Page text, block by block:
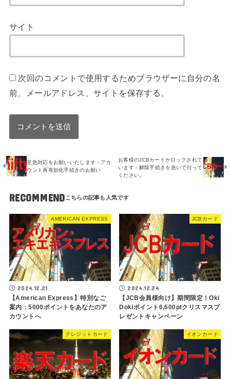
サイト
次回のコメントで使用するためブラウザーに自分の名
前、メールアドレス、サイトを保存する。
至急対応をお願いいたします - アカ
ウント再有効化手続きのお願い
お客様のJCBカードがロックされて
います - 解除手続きを急いで行って
ください。
RECOMMEND
AMERICAN EXPRESS
2024.12.21
【American Express】特別なご
案内：5000ポイントをあなたのア
カウントへ
JCBカード
2024.12.24
【JCB会員様向け】期間限定！Oki
Dokiポイント6,600ptクリスマスプ
レゼントキャンペーン
クレジットカード イオンカード